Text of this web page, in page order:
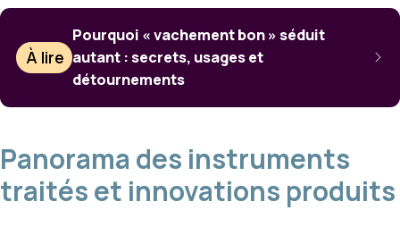
À lire
Pourquoi « vachement bon » séduit
autant : secrets, usages et
détournements
Panorama des instruments
traités et innovations produits